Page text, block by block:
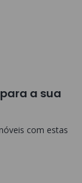
a sua
com estas